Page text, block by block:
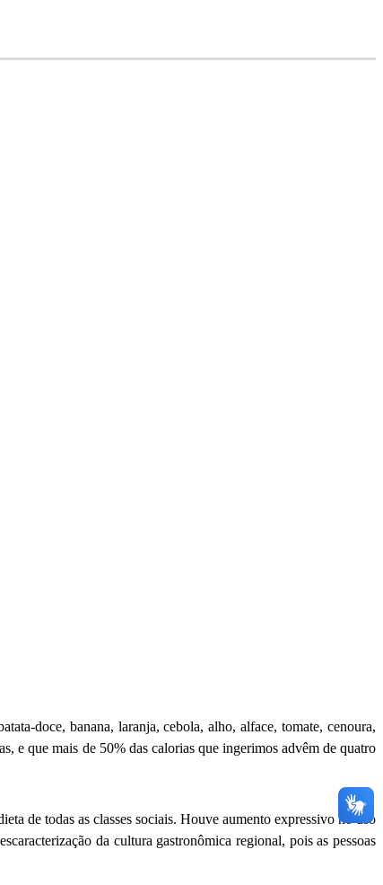
doce, banana, laranja, cebola, alho, alface, tomate, cenoura,
e que mais de 50% das calorias que ingerimos advêm de quatro
de todas as classes sociais. Houve aumento expressivo no uso
da cultura gastronômica regional, pois as pessoas